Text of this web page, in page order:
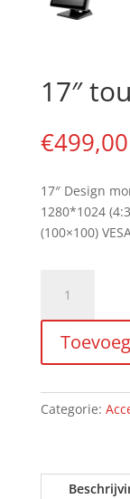
17″
€499,00
17″ Design
1280*1024
(100×100)
touch
scherm
aantal
Categorie: